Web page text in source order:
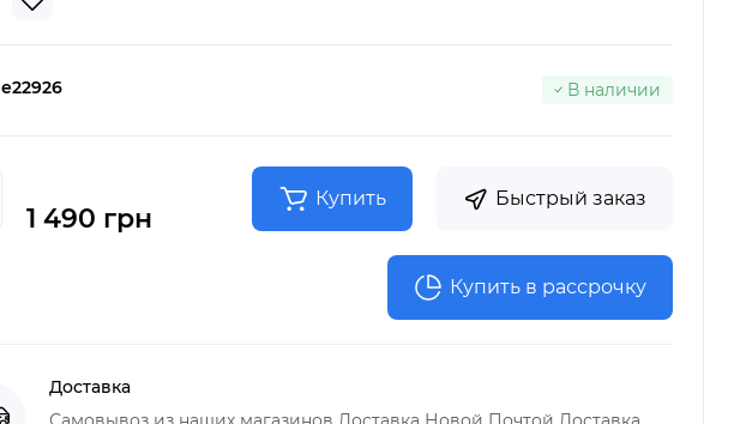
e22926 В наличии
1 490 грн
Купить Быстрый заказ
Купить в рассрочку
Доставка